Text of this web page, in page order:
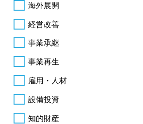
海外展開
経営改善
事業承継
事業再生
雇用・人材
設備投資
知的財産